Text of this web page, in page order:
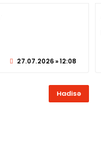
27.07.2026 » 12:08
Hadisə